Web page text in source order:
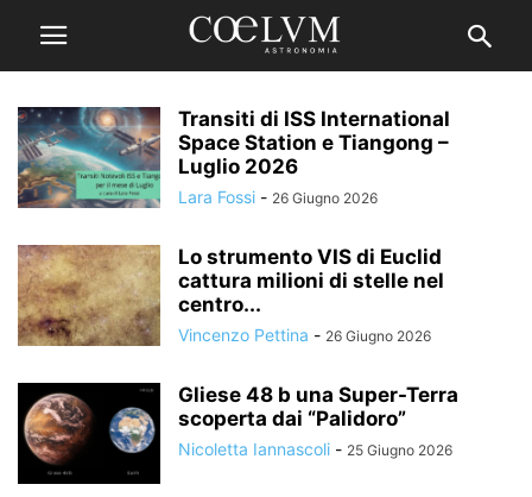
Transiti di ISS International
Space Station e Tiangong –
Luglio 2026
Lara Fossi - 26 Giugno 2026
Lo strumento VIS di Euclid
cattura milioni di stelle nel
centro...
Vincenzo Pettina - 26 Giugno 2026
Gliese 48 b una Super-Terra
scoperta dai “Palidoro”
Nicoletta Iannascoli - 25 Giugno 2026